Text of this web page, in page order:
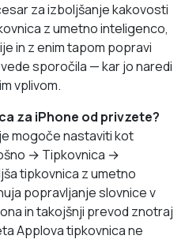
za izboljšanje kakovosti
z umetno inteligenco,
in z enim tapom popravi
sporočila — kar jo naredi
vplivom.
za iPhone od privzete?
mogoče nastaviti kot
→ Tipkovnica →
tipkovnica z umetno
popravljanje slovnice v
in takojšnji prevod znotraj
Applova tipkovnica ne